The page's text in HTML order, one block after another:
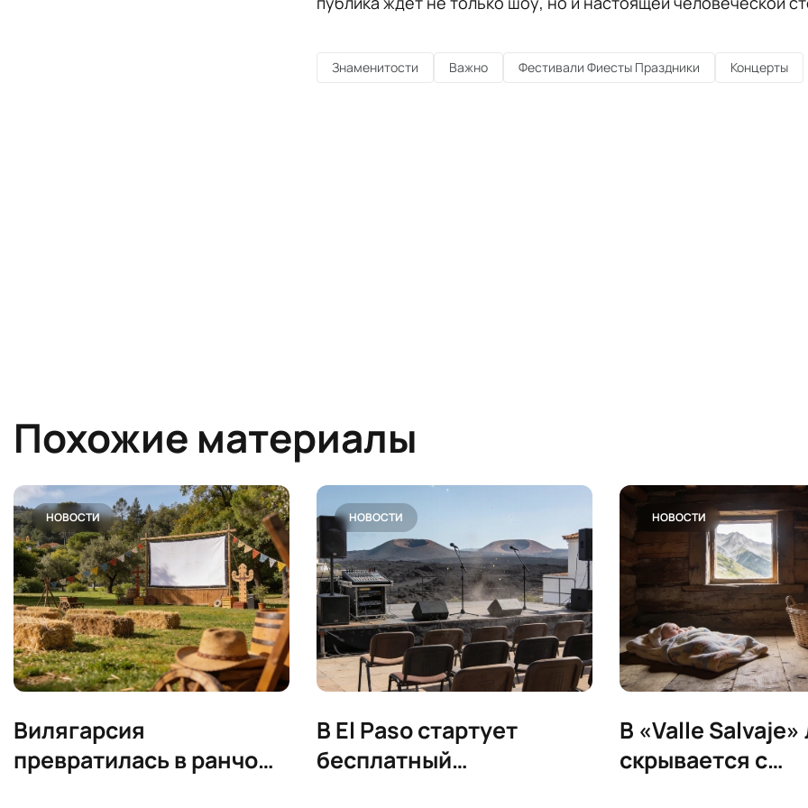
Знаменитости Важно Фестивали Фиесты Праздники Концерты
Похожие материалы
НОВОСТИ
Вилягарсия
превратилась в ранчо
НОВОСТИ
В El Paso стартует
бесплатный
НОВОСТИ
В «Valle Salvaje»
скрывается с